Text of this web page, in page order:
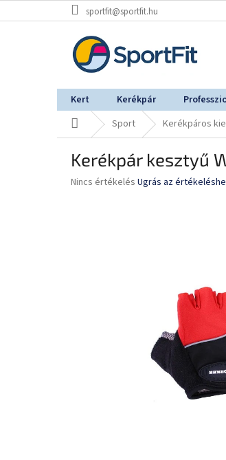
a
sportfit@sportfit.hu
Kert Kerékpár
KezdőlapSport Kerékpáros
Kerékpár kesztyű
A
Nincs értékelés Ugrás az